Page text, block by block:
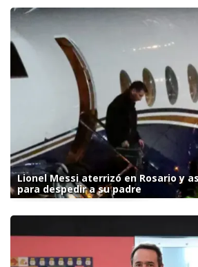
Lionel Messi aterrizó en Rosario y
para despedir a su padre